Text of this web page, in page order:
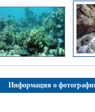
Информация о